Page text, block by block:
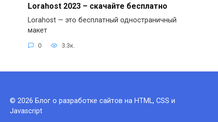
Lorahost 2023 – скачайте бесплатно
Lorahost — это бесплатный одностраничный
макет
0 3.3к.
© 2026 Блог о разработке сайтов на HTML, CSS и
Javascript